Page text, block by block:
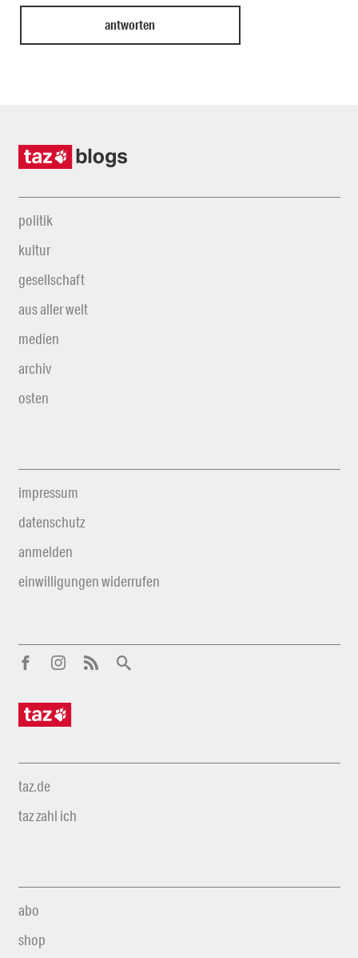
politik
kultur
gesellschaft
aus aller welt
medien
archiv
osten
impressum
datenschutz
anmelden
einwilligungen widerrufen
taz.de
taz zahl ich
abo
shop